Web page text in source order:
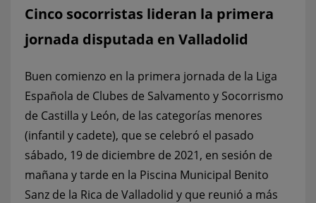
Cinco socorristas lideran la primera
jornada disputada en Valladolid
Buen comienzo en la primera jornada de la Liga
Española de Clubes de Salvamento y Socorrismo
de Castilla y León, de las categorías menores
(infantil y cadete), que se celebró el pasado
sábado, 19 de diciembre de 2021, en sesión de
mañana y tarde en la Piscina Municipal Benito
Sanz de la Rica de Valladolid y que reunió a más